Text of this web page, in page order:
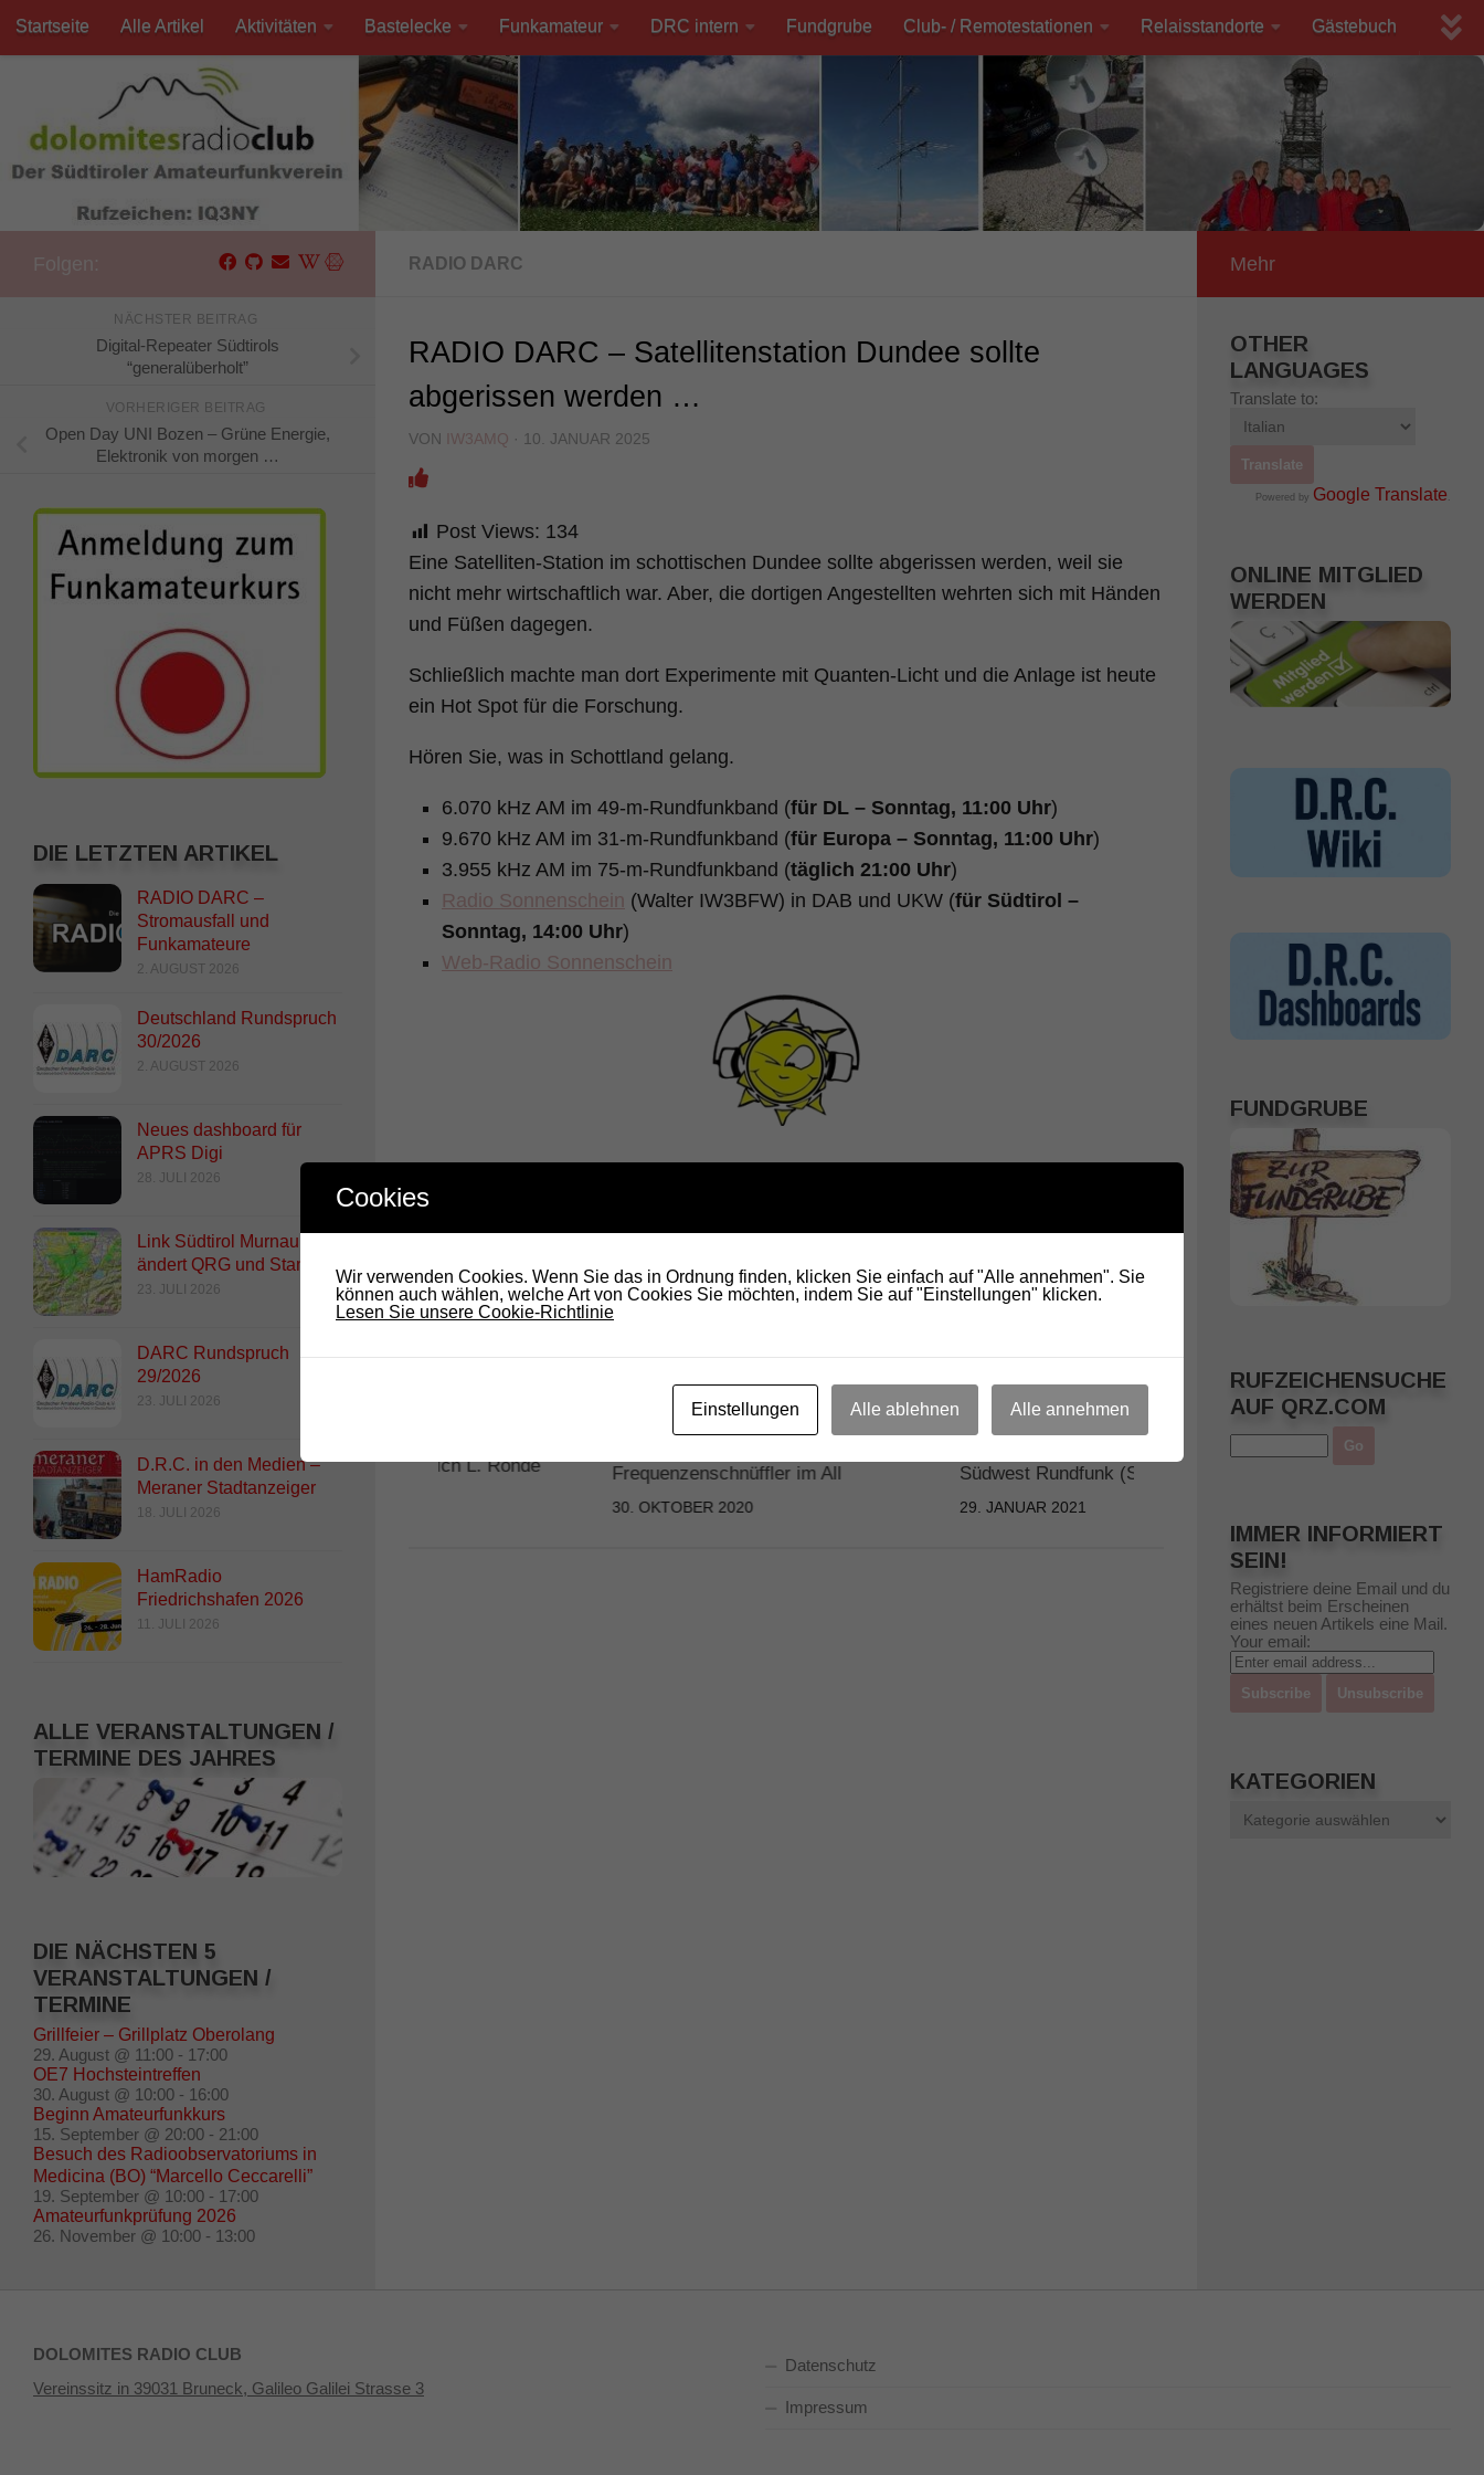
Unter dem Inhalt
Startseite Alle Artikel Aktivitäten Bastelecke Funkamateur DRC intern Fundgrube Club- / Remotestationen Relaisstandorte Gästebuch
RADIO DARC
RADIO DARC – Satellitenstation Dundee sollte
abgerissen werden …
VON IW3AMQ · 10. JANUAR 2025
Post Views: 134
Eine Satelliten-Station im schottischen Dundee sollte abgerissen werden, weil sie
nicht mehr wirtschaftlich war. Aber, die dortigen Angestellten wehrten sich mit Händen
und Füßen dagegen.
Schließlich machte man dort Experimente mit Quanten-Licht und die Anlage ist heute
ein Hot Spot für die Forschung.
Hören Sie, was in Schottland gelang.
6.070 kHz AM im 49-m-Rundfunkband (für DL – Sonntag, 11:00 Uhr)
9.670 kHz AM im 31-m-Rundfunkband (für Europa – Sonntag, 11:00 Uhr)
3.955 kHz AM im 75-m-Rundfunkband (täglich 21:00 Uhr)
Radio Sonnenschein (Walter IW3BFW) in DAB und UKW (für Südtirol –
Sonntag, 14:00 Uhr)
Web-Radio Sonnenschein
Frequenzenschnüffler im All
30. OKTOBER 2020
Südwest Rundfunk (SWR)
29. JANUAR 2021
Radio DARC –
von Prof. Dr. Ing. Ulrich L. Rohde
24. APRIL 2020
NÄCHSTER BEITRAG
Digital-Repeater Südtirols
“generalüberholt”
VORHERIGER BEITRAG
Open Day UNI Bozen – Grüne Energie,
Elektronik von morgen …
DIE LETZTEN ARTIKEL
RADIO DARC –
Stromausfall und
Funkamateure
2. AUGUST 2026
Deutschland Rundspruch
30/2026
2. AUGUST 2026
Neues dashboard für
APRS Digi
28. JULI 2026
Link Südtirol Murnau Süd
ändert QRG und Standort
23. JULI 2026
DARC Rundspruch
29/2026
23. JULI 2026
D.R.C. in den Medien –
Meraner Stadtanzeiger
18. JULI 2026
HamRadio
Friedrichshafen 2026
11. JULI 2026
ALLE VERANSTALTUNGEN /
TERMINE DES JAHRES
DIE NÄCHSTEN 5
VERANSTALTUNGEN /
TERMINE
Grillfeier – Grillplatz Oberolang
29. August @ 11:00 - 17:00
OE7 Hochsteintreffen
30. August @ 10:00 - 16:00
Beginn Amateurfunkkurs
15. September @ 20:00 - 21:00
Besuch des Radioobservatoriums in
Medicina (BO) “Marcello Ceccarelli”
19. September @ 10:00 - 17:00
Amateurfunkprüfung 2026
26. November @ 10:00 - 13:00
Mehr
OTHER
LANGUAGES
Translate to:
Powered by Google Translate .
ONLINE MITGLIED
WERDEN
FUNDGRUBE
RUFZEICHENSUCHE
AUF QRZ.COM
IMMER INFORMIERT
SEIN!
Registriere deine Email und du
erhältst beim Erscheinen
eines neuen Artikels eine Mail.
Your email:
KATEGORIEN
DOLOMITES RADIO CLUB
Vereinssitz in 39031 Bruneck, Galileo Galilei Strasse 3
Datenschutz
Impressum
Cookies
Wir verwenden Cookies. Wenn Sie das in Ordnung finden, klicken Sie einfach auf "Alle annehmen". Sie
können auch wählen, welche Art von Cookies Sie möchten, indem Sie auf "Einstellungen" klicken.
Lesen Sie unsere Cookie-Richtlinie
Einstellungen Alle ablehnen Alle annehmen